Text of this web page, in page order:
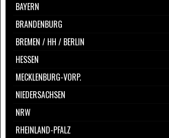
BAYERN
BRANDENBURG
BREMEN / HH / BERLIN
HESSEN
MECKLENBURG-VORP.
NIEDERSACHSEN
NRW
RHEINLAND-PFALZ